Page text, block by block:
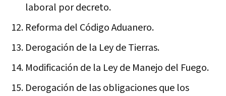
laboral por decreto.
Reforma del Código Aduanero.
Derogación de la Ley de Tierras.
Modificación de la Ley de Manejo del Fuego.
Derogación de las obligaciones que los